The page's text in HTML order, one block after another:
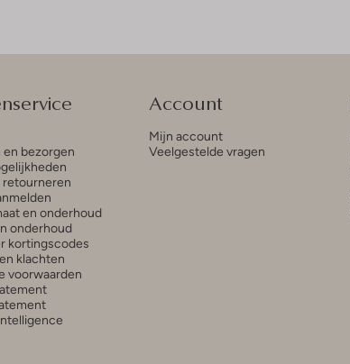
en bezorgen
retourneren
en onderhoud
onderhoud
kortingscodes
klachten
voorwaarden
Account
Mijn account
Veelgestelde vragen